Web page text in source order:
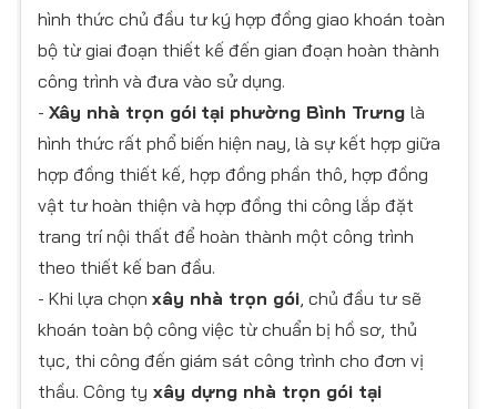
hình thức chủ đầu tư ký hợp đồng giao khoán toàn
bộ từ giai đoạn thiết kế đến gian đoạn hoàn thành
công trình và đưa vào sử dụng.
- Xây nhà trọn gói tại phường Bình Trưng là
hình thức rất phổ biến hiện nay, là sự kết hợp giữa
hợp đồng thiết kế, hợp đồng phần thô, hợp đồng
vật tư hoàn thiện và hợp đồng thi công lắp đặt
trang trí nội thất để hoàn thành một công trình
theo thiết kế ban đầu.
- Khi lựa chọn xây nhà trọn gói , chủ đầu tư sẽ
khoán toàn bộ công việc từ chuẩn bị hồ sơ, thủ
tục, thi công đến giám sát công trình cho đơn vị
thầu. Công ty xây dựng nhà trọn gói tại